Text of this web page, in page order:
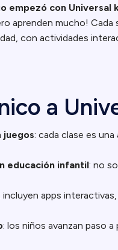
empezó con
aprenden mucho! Cada
con actividades
a
juegos: cada clase es
educación infantil: no
incluyen apps
: los niños avanzan paso